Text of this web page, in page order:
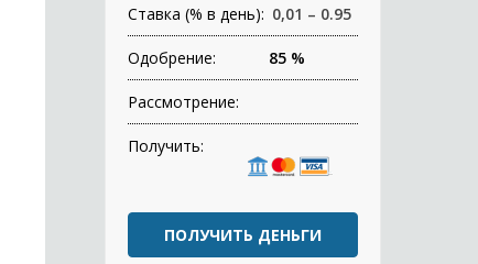
Ставка (% в день): 0,01 – 0.95
Одобрение: 85 %
Рассмотрение:
Получить:
ПОЛУЧИТЬ ДЕНЬГИ